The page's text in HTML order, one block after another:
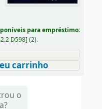
para empréstimo:
D598] (2).
carrinho
o